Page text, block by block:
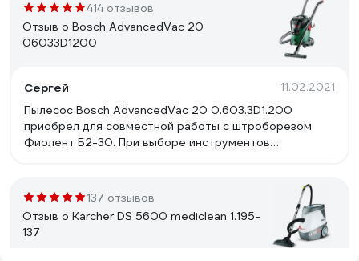
414 отзывов
Отзыв о Bosch AdvancedVac 20
06033D1200
Сергей 11.02.2021
Пылесос Bosch AdvancedVac 20 0.603.3D1.200
приобрел для совместной работы с штроборезом
Фиолент Б2-30. При выборе инструментов
инструментов по рекомендациям в отзывах
пользователей. У штробореза изменил направление
реза (на себя или сверху вниз). В пылесосе изменил
конструкцию внутреннего патрубка. Для этого
137 отзывов
Отзыв о Karcher DS 5600 mediclean 1.195-
137